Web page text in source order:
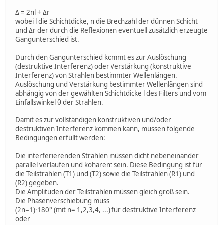
Δ = 2nl + Δr
wobei l die Schichtdicke, n die Brechzahl der dünnen Schicht
und Δr der durch die Reflexionen eventuell zusätzlich erzeugte
Gangunterschied ist.
Durch den Gangunterschied kommt es zur Auslöschung
(destruktive Interferenz) oder Verstärkung (konstruktive
Interferenz) von Strahlen bestimmter Wellenlängen.
Auslöschung und Verstärkung bestimmter Wellenlängen sind
abhängig von der gewählten Schichtdicke l des Filters und vom
Einfallswinkel θ der Strahlen.
Damit es zur vollständigen konstruktiven und/oder
destruktiven Interferenz kommen kann, müssen folgende
Bedingungen erfüllt werden:
Die interferierenden Strahlen müssen dicht nebeneinander
parallel verlaufen und kohärent sein. Diese Bedingung ist für
die Teilstrahlen (T1) und (T2) sowie die Teilstrahlen (R1) und
(R2) gegeben.
Die Amplituden der Teilstrahlen müssen gleich groß sein.
Die Phasenverschiebung muss
(2n−1)·180° (mit n= 1,2,3,4, ...) für destruktive Interferenz
oder